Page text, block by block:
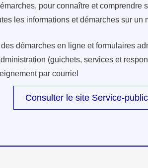
pour connaître et
les informations et démarches sur un
démarches en ligne et formulaires
(guichets, services et
par courriel
Consulter le site Service-